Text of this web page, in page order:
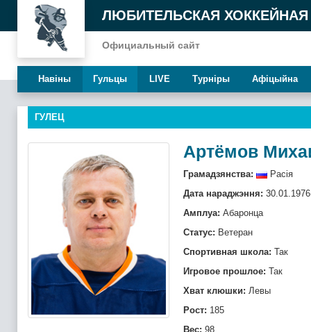
ЛЮБИТЕЛЬСКАЯ ХОККЕЙНАЯ
Официальный сайт
Навiны Гульцы LIVE Турнiры Афiцыйна
ГУЛЕЦ
Артёмов
Грамадзянства:
Расія
Дата нараджэння:
Амплуа: Абаронца
Статус: Ветеран
Спортивная школа: Так
Игровое прошлое: Так
Хват клюшки: Левы
Рост: 185
Вес: 98